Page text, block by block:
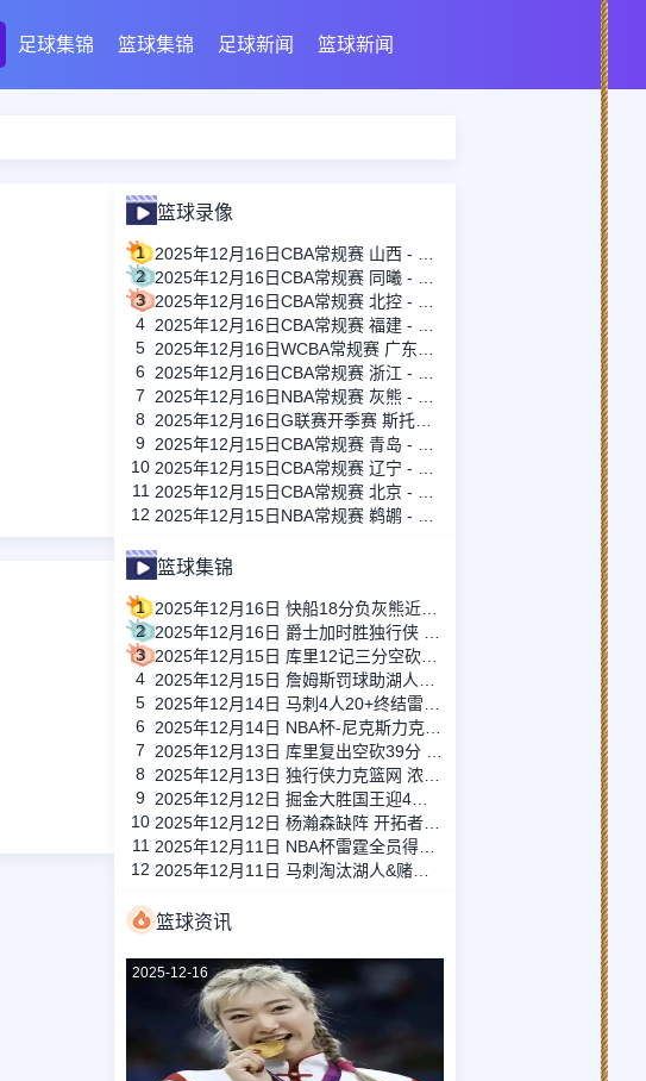
足球集锦 篮球集锦 足球新闻 篮球新闻
篮球录像
1
2
3
4
5
6
7
8
9
10
11
12
篮球集锦
1
2
3
4
5
6
7
8
9
10
11
12
篮球资讯
2025-12-16